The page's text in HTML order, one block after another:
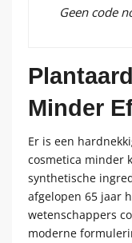
Geen code
Minder
Er is een
cosmetica minder
synthetische
afgelopen 65 jaar
wetenschappers
moderne